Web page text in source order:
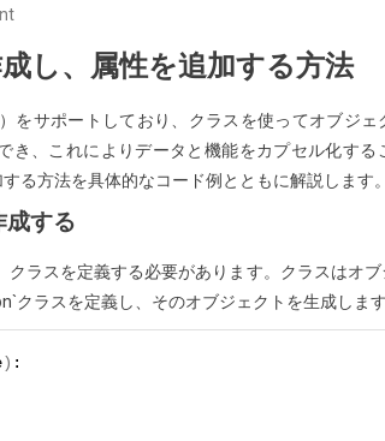
On
3
オ
ブ
ジ
ェ
ト
を
成
し、属性を追加する方法
をサポートしており、クラスを使ってオブジェ
き、これによりデータと機能をカプセル化す
る方法を具体的なコード例とともに解説します。
成する
ラスを定義する必要があります。クラスはオ
クラスを定義し、そのオブジェクトを生成します
) :